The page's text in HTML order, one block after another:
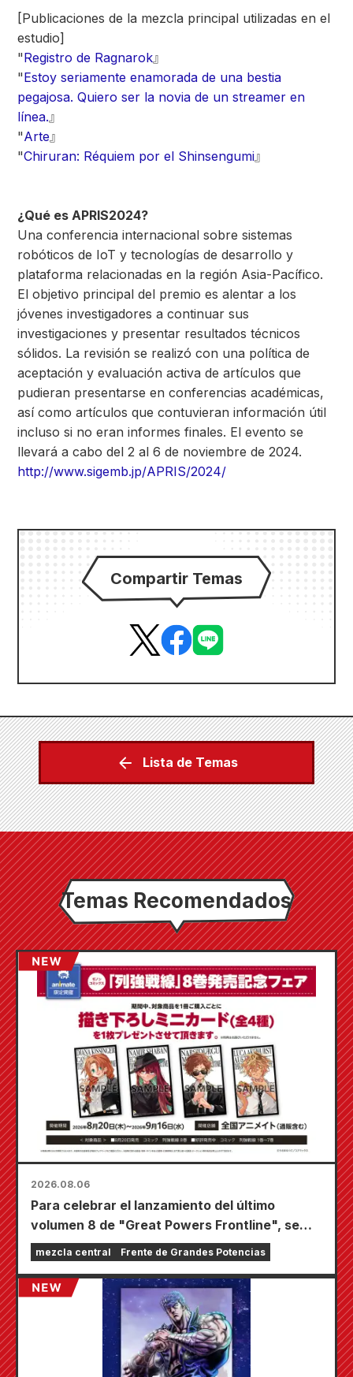
[Publicaciones de la mezcla principal utilizadas en el
estudio]
"Registro de Ragnarok』
"Estoy seriamente enamorada de una bestia
pegajosa. Quiero ser la novia de un streamer en
línea.』
"Arte』
"Chiruran: Réquiem por el Shinsengumi』
¿Qué es APRIS2024?
Una conferencia internacional sobre sistemas
robóticos de IoT y tecnologías de desarrollo y
plataforma relacionadas en la región Asia-Pacífico.
El objetivo principal del premio es alentar a los
jóvenes investigadores a continuar sus
investigaciones y presentar resultados técnicos
sólidos. La revisión se realizó con una política de
aceptación y evaluación activa de artículos que
pudieran presentarse en conferencias académicas,
así como artículos que contuvieran información útil
incluso si no eran informes finales. El evento se
llevará a cabo del 2 al 6 de noviembre de 2024.
http://www.sigemb.jp/APRIS/2024/
Compartir Temas
Lista de Temas
Temas Recomendados
2026.08.06
Para celebrar el lanzamiento del último
volumen 8 de "Great Powers Frontline", se
llevará a cabo una feria por tiempo limitado en
las tiendas Animate de todo el país a partir del
20 de agosto, donde podrás conseguir una
minitarjeta especialmente dibujada (¡4 tipos
mezcla central Frente de Grandes Potencias